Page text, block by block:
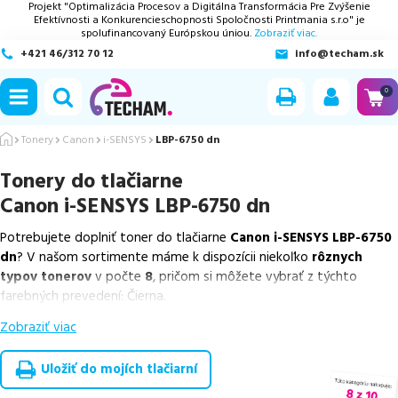
Projekt "Optimalizácia Procesov a Digitálna Transformácia Pre Zvýšenie
Efektívnosti a Konkurencieschopnosti Spoločnosti Printmania s.r.o" je
spolufinancovaný Európskou úniou. Zobraziť viac.
+421 46/312 70 12
info@techam.sk
0
Tonery Canon i-SENSYS LBP-6750 dn
Tonery do tlačiarne
Canon i-SENSYS LBP-6750 dn
Potrebujete doplniť toner do tlačiarne Canon i-SENSYS LBP-6750
dn? V našom sortimente máme k dispozícii niekoľko rôznych
typov tonerovv počte 8, pričom si môžete vybrať z týchto
farebných prevedení: Čierna.
Z uvedeného množstva dostupných náplní
náplnev počte2ks, ako ajcenovo výhodnejšie alternatívy,
ktoré plne zachovávajú kvalitu tlače
overené náhrady v rôznych triedach
, medzi ktoré patríšpičková
Zobraziť viac
Uložiť do mojích tlačiarní